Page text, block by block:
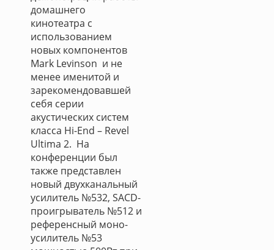
домашнего
кинотеатра с
использованием
новых компонентов
Mark Levinson и не
менее именитой и
зарекомендовавшей
себя серии
акустических систем
класса Hi-End – Revel
Ultima 2. На
конференции был
также представлен
новый двухканальный
усилитель №532, SACD-
проигрыватель №512 и
референсный моно-
усилитель №53